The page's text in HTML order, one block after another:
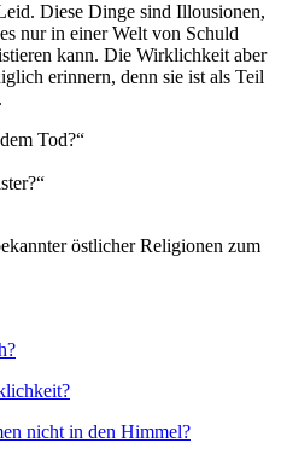
Diese Dinge sind Illousionen,
nur in einer Welt von Schuld
kann. Die Wirklichkeit aber
erinnern, denn sie ist als Teil
Tod?“
östlicher Religionen zum
nicht in den Himmel?